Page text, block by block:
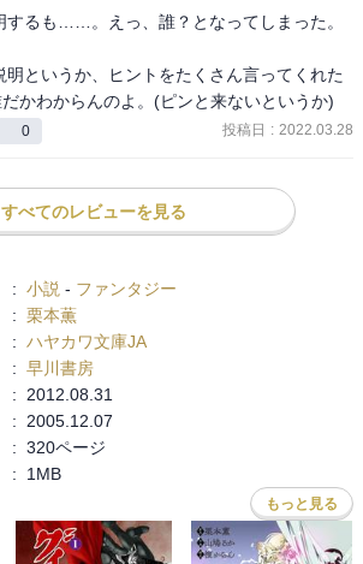
0 投稿日 : 2022.03.28
すべてのレビューを見る
: 小説 - ファンタジー
: 栗本薫
: ハヤカワ文庫JA
: 早川書房
:
2012.08.31
:
2005.12.07
: 320ページ
: 1MB
もっと見る